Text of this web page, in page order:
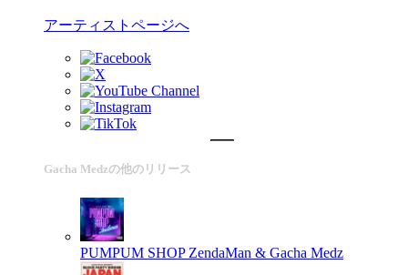
アーティストページへ
Gacha Medzの他のリリース
PUMPUM SHOP ZendaMan & Gacha Medz